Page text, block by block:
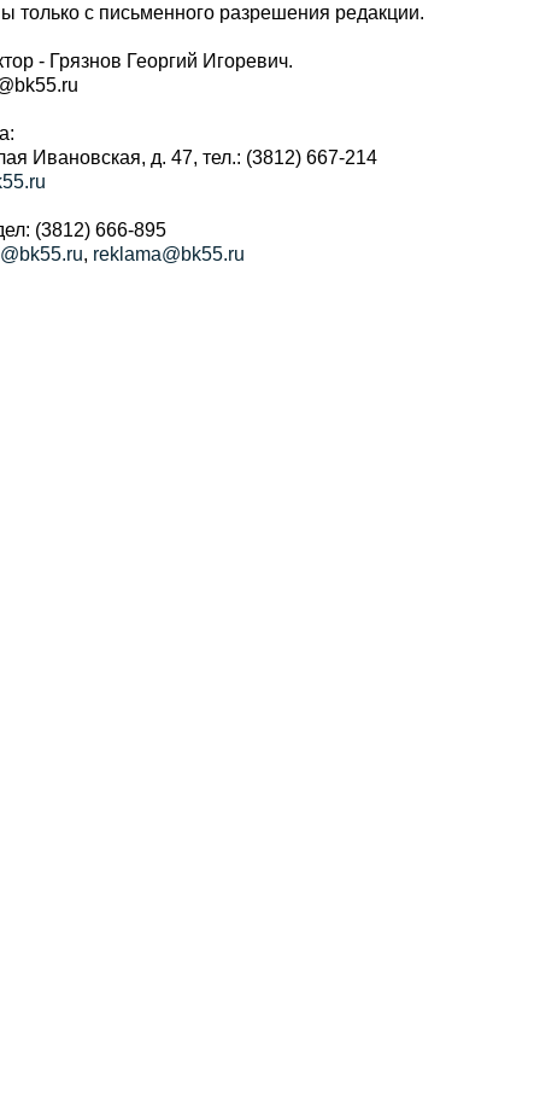
с письменного разрешения редакции.
- Грязнов Георгий Игоревич.
Ивановская, д. 47, тел.: (3812) 667-214
(3812) 666-895
, reklama@bk55.ru